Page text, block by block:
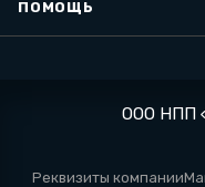
ПОМОЩЬ
ООО НПП
Реквизиты компании